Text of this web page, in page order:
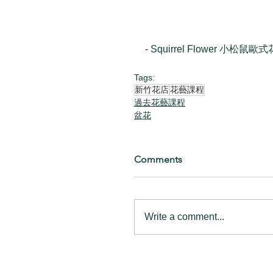
- Squirrel Flower 小松鼠歐式
Tags:
新竹花店花藝課程
過去花藝課程
盆花
Comments
Write a comment...